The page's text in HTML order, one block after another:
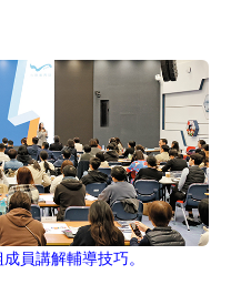
員講解輔導技巧。